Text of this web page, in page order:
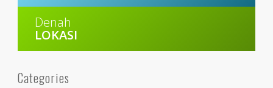
Denah
LOKASI
Categories